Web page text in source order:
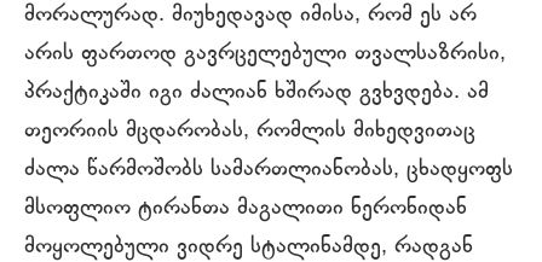
მორალურად. მიუხედავად იმისა, რომ ეს არ
არის ფართოდ გავრცელებული თვალსაზრისი,
პრაქტიკაში იგი ძალიან ხშირად გვხვდება. ამ
თეორიის მცდარობას, რომლის მიხედვითაც
ძალა წარმოშობს სამართლიანობას, ცხადყოფს
მსოფლიო ტირანთა მაგალითი ნერონიდან
მოყოლებული ვიდრე სტალინამდე, რადგან